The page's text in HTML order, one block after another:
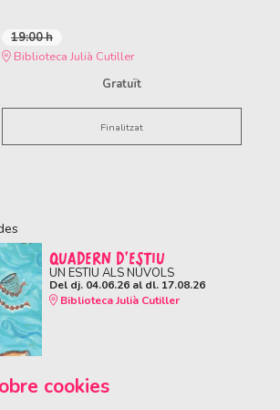
19:00 h
Biblioteca Julià Cutiller
Gratuït
Finalitzat
QUADERN D'ESTIU
UN ESTIU ALS NÚVOLS
Del dj. 04.06.26al dl. 17.08.26
Biblioteca Julià Cutiller
cookies